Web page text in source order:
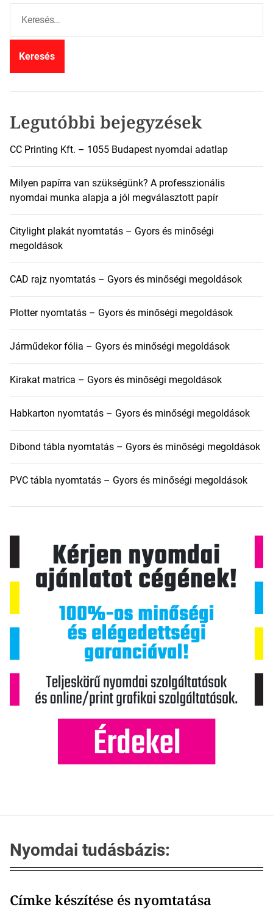
r
Legutóbbi bejegyzések
CC Printing Kft. – 1055 Budapest nyomdai adatlap
Milyen papírra van szükségünk? A professzionális
nyomdai munka alapja a jól megválasztott papír
Citylight plakát nyomtatás – Gyors és minőségi
megoldások
CAD rajz nyomtatás – Gyors és minőségi megoldások
Plotter nyomtatás – Gyors és minőségi megoldások
Járműdekor fólia – Gyors és minőségi megoldások
Kirakat matrica – Gyors és minőségi megoldások
Habkarton nyomtatás – Gyors és minőségi megoldások
Dibond tábla nyomtatás – Gyors és minőségi megoldások
PVC tábla nyomtatás – Gyors és minőségi megoldások
Nyomdai tudásbázis:
Címke készítése és nyomtatása